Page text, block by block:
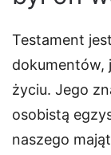
Testament
dokumentów,
życiu. Jego
osobistą
naszego